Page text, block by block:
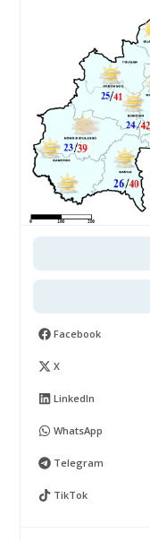
Facebook
X
LinkedIn
WhatsApp
Telegram
TikTok